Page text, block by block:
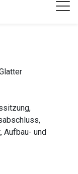
Aufbau- und